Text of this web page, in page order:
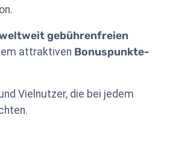
gebührenfreien
attraktiven Bonuspunkte-
Vielnutzer, die bei jedem